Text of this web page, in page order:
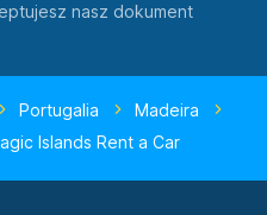
nasz dokument
Portugalia
Madeira
Islands Rent a Car